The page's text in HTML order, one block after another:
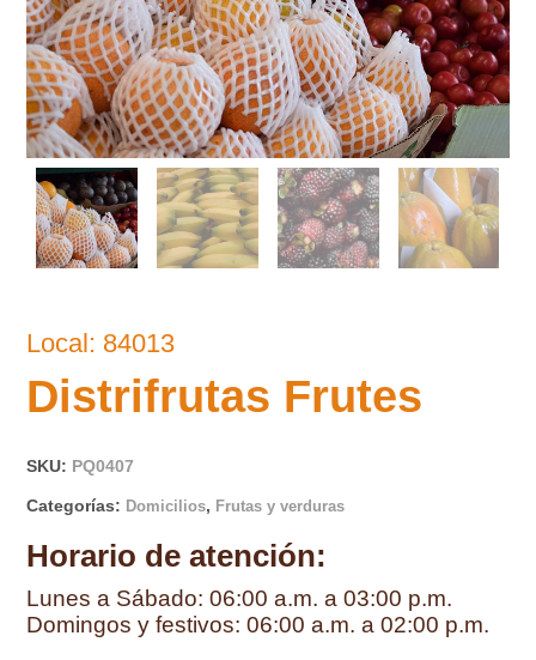
Local: 84013
Distrifrutas Frutes
SKU: PQ0407
Categorías: Domicilios, Frutas y verduras
Horario de atención:
Lunes a Sábado: 06:00 a.m. a 03:00 p.m.
Domingos y festivos: 06:00 a.m. a 02:00 p.m.